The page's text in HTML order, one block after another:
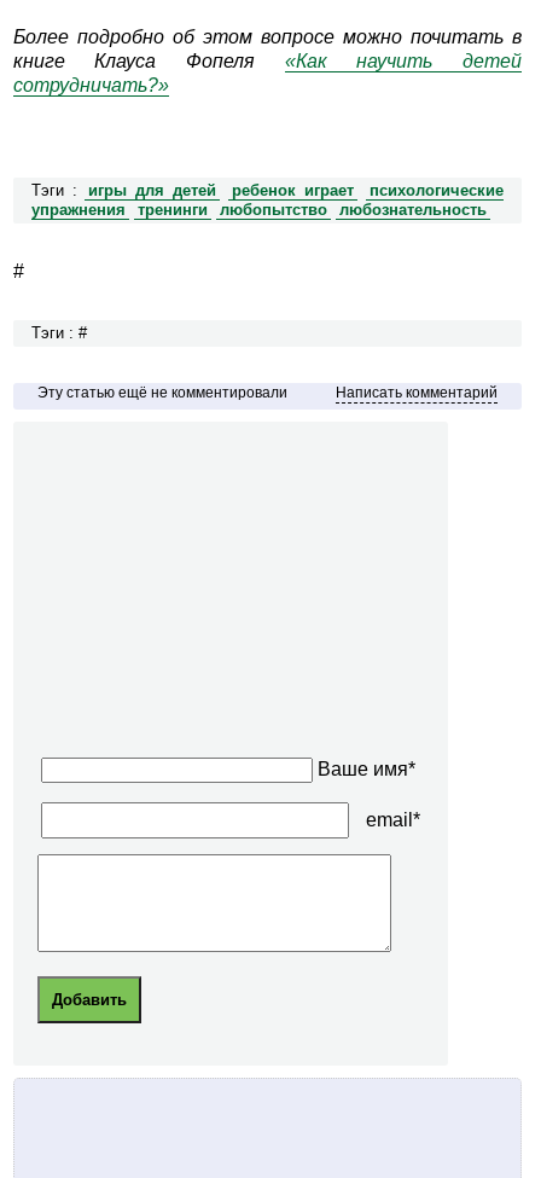
Более подробно об этом вопросе можно почитать в
книге Клауса Фопеля «Как научить детей
сотрудничать?»
Тэги : игры для детей ребенок играет
психологические
упражнения
тренинги любопытство любознательность
#
Тэги : #
Эту статью ещё не комментировали Написать комментарий
Ваше имя*
email*